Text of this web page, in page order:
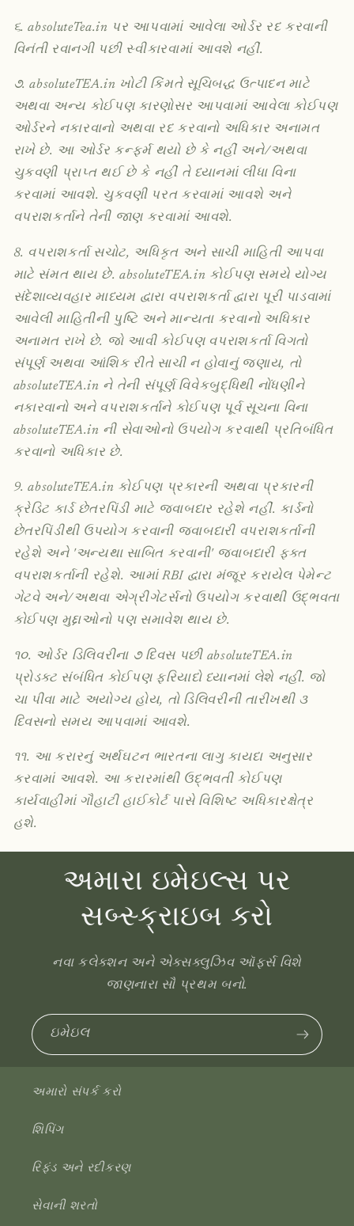
૬. absoluteTea.in પર આપવામાં આવેલા ઓર્ડર રદ કરવાની
વિનંતી રવાનગી પછી સ્વીકારવામાં આવશે નહીં.
૭. absoluteTEA.in ખોટી કિંમતે સૂચિબદ્ધ ઉત્પાદન માટે
અથવા અન્ય કોઈપણ કારણોસર આપવામાં આવેલા કોઈપણ
ઓર્ડરને નકારવાનો અથવા રદ કરવાનો અધિકાર અનામત
રાખે છે. આ ઓર્ડર કન્ફર્મ થયો છે કે નહીં અને/અથવા
ચુકવણી પ્રાપ્ત થઈ છે કે નહીં તે ધ્યાનમાં લીધા વિના
કરવામાં આવશે. ચુકવણી પરત કરવામાં આવશે અને
વપરાશકર્તાને તેની જાણ કરવામાં આવશે.
8. વપરાશકર્તા સચોટ, અધિકૃત અને સાચી માહિતી આપવા
માટે સંમત થાય છે. absoluteTEA.in કોઈપણ સમયે યોગ્ય
સંદેશાવ્યવહાર માધ્યમ દ્વારા વપરાશકર્તા દ્વારા પૂરી પાડવામાં
આવેલી માહિતીની પુષ્ટિ અને માન્યતા કરવાનો અધિકાર
અનામત રાખે છે. જો આવી કોઈપણ વપરાશકર્તા વિગતો
સંપૂર્ણ અથવા આંશિક રીતે સાચી ન હોવાનું જણાય, તો
absoluteTEA.in ને તેની સંપૂર્ણ વિવેકબુદ્ધિથી નોંધણીને
નકારવાનો અને વપરાશકર્તાને કોઈપણ પૂર્વ સૂચના વિના
absoluteTEA.in ની સેવાઓનો ઉપયોગ કરવાથી પ્રતિબંધિત
કરવાનો અધિકાર છે.
9. absoluteTEA.in કોઈપણ પ્રકારની અથવા પ્રકારની
ક્રેડિટ કાર્ડ છેતરપિંડી માટે જવાબદાર રહેશે નહીં. કાર્ડનો
છેતરપિંડીથી ઉપયોગ કરવાની જવાબદારી વપરાશકર્તાની
રહેશે અને 'અન્યથા સાબિત કરવાની' જવાબદારી ફક્ત
વપરાશકર્તાની રહેશે. આમાં RBI દ્વારા મંજૂર કરાયેલ પેમેન્ટ
ગેટવે અને/અથવા એગ્રીગેટર્સનો ઉપયોગ કરવાથી ઉદ્ભવતા
કોઈપણ મુદ્દાઓનો પણ સમાવેશ થાય છે.
૧૦. ઓર્ડર ડિલિવરીના ૭ દિવસ પછી absoluteTEA.in
પ્રોડક્ટ સંબંધિત કોઈપણ ફરિયાદો ધ્યાનમાં લેશે નહીં. જો
ચા પીવા માટે અયોગ્ય હોય, તો ડિલિવરીની તારીખથી ૩
દિવસનો સમય આપવામાં આવશે.
૧૧. આ કરારનું અર્થઘટન ભારતના લાગુ કાયદા અનુસાર
કરવામાં આવશે. આ કરારમાંથી ઉદ્ભવતી કોઈપણ
કાર્યવાહીમાં ગૌહાટી હાઈકોર્ટ પાસે વિશિષ્ટ અધિકારક્ષેત્ર
હશે.
અમારા ઇમેઇલ્સ પર
સબ્સ્ક્રાઇબ કરો
નવા કલેક્શન અને એક્સક્લુઝિવ ઑફર્સ વિશે
જાણનારા સૌ પ્રથમ બનો.
ઇમેઇલ
અમારો સંપર્ક કરો
શિપિંગ
રિફંડ અને રદીકરણ
સેવાની શરતો